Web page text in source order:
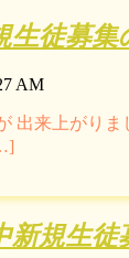
生徒募集
AM
出来上がり
新規生徒